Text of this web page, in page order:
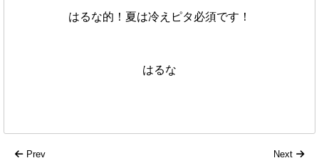
はるな的！夏は冷えピタ必須です！
はるな
Prev Next